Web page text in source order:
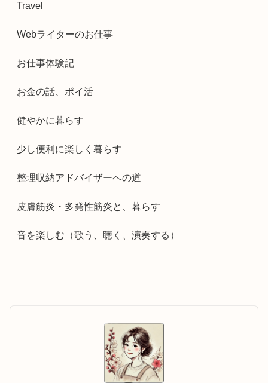
Travel
Webライターのお仕事
お仕事体験記
お金の話、ポイ活
健やかに暮らす
少し便利に楽しく暮らす
整理収納アドバイザーへの道
皮膚筋炎・多発性筋炎と、暮らす
音を楽しむ（歌う、聴く、演奏する）